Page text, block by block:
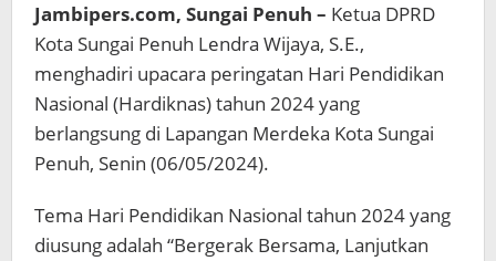
Jambipers.com, Sungai Penuh – Ketua DPRD
Kota Sungai Penuh Lendra Wijaya, S.E.,
menghadiri upacara peringatan Hari Pendidikan
Nasional (Hardiknas) tahun 2024 yang
berlangsung di Lapangan Merdeka Kota Sungai
Penuh, Senin (06/05/2024).
Tema Hari Pendidikan Nasional tahun 2024 yang
diusung adalah “Bergerak Bersama, Lanjutkan